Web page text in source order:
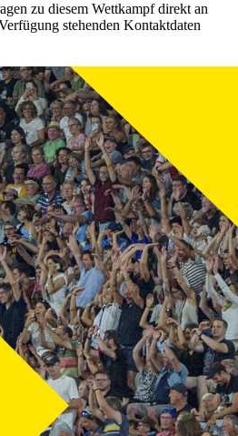
zu diesem Wettkampf direkt an
stehenden Kontaktdaten